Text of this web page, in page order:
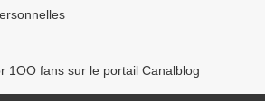
1OO fans sur le portail Canalblog